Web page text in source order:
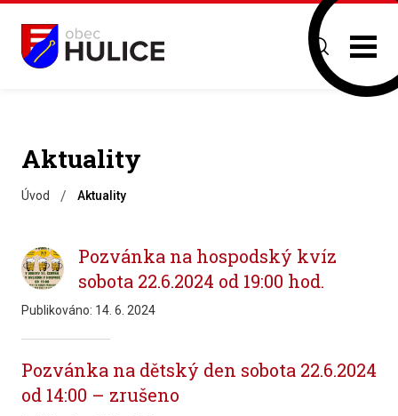
Aktuality
Úvod / Aktuality
Pozvánka na hospodský kvíz
sobota 22.6.2024 od 19:00 hod.
Publikováno: 14. 6. 2024
Pozvánka na dětský den sobota 22.6.2024
od 14:00 – zrušeno